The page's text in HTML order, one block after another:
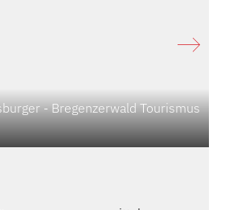
- Bregenzerwald Tourismus